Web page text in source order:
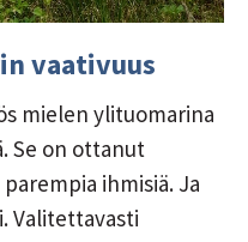
vaativuus
mielen ylituomarina
Se on ottanut
ihmisiä. Ja
Valitettavasti